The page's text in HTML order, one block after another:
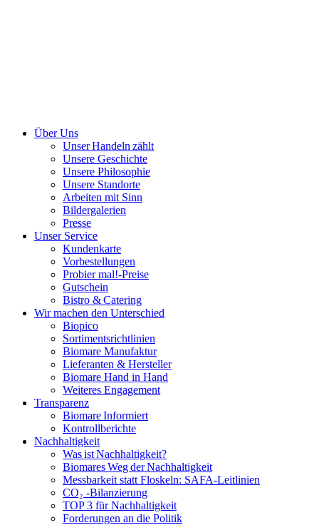
Über Uns
Unser Handeln zählt
Unsere Geschichte
Unsere Philosophie
Unsere Standorte
Arbeiten mit Sinn
Bildergalerien
Presse
Unser Service
Kundenkarte
Vorbestellungen
Probier mal!-Preise
Gutschein
Bistro & Catering
Wir machen den Unterschied
Biopico
Sortimentsrichtlinien
Biomare Manufaktur
Lieferanten & Hersteller
Biomare Hand in Hand
Weiteres Engagement
Transparenz
Biomare Informiert
Kontrollberichte
Nachhaltigkeit
Was ist Nachhaltigkeit?
Biomares Weg der Nachhaltigkeit
Messbarkeit statt Floskeln: SAFA-Leitlinien
CO₂ -Bilanzierung
TOP 3 für Nachhaltigkeit
Forderungen an die Politik